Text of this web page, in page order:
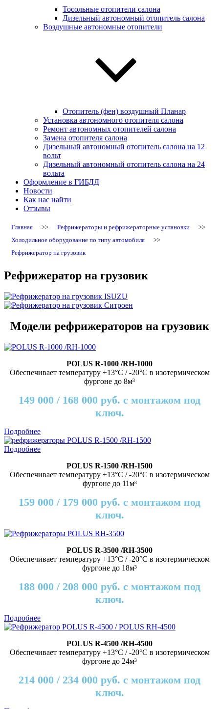
Тосольные отопители салона
Дизельный автономный отопитель салона
Воздушные автономные отопители
Отопитель (фен) воздушный Планар
Установка автономного отопителя салона
Ремонт автономных отопителей салона
Замена отопителя салона
Дизельный автономный отопитель салона на 12
вольт
Дизельный автономный отопитель салона на 24
вольта
Оформление в ГИБДД
Новости
Как нас найти
Отзывы
Главная >> Рефрижераторы и рефрижераторные установки
>>
Холодильное оборудование по типу автомобиля
>>
Рефрижератор на грузовик
Рефрижератор на грузовик
Модели рефрижераторов на грузовик
POLUS R-1000 /RH-1000
Обеспечивает температуру +13°C / -20°C в изотермическом
фургоне до 8м³
149 000 / 168 000 руб. с монтажом под
ключ.
Подробнее
Подробнее
POLUS R-1500 /RH-1500
Обеспечивает температуру +13°C / -20°C в изотермическом
фургоне до 11м³
159 000 / 179 000 руб. с монтажом под
ключ.
POLUS R-3500 /RH-3500
Обеспечивает температуру +13°C / -20°C в изотермическом
фургоне до 18м³
188 000 / 208 000 руб. с монтажом под
ключ.
Подробнее
POLUS R-4500 /RH-4500
Обеспечивает температуру +13°C / -20°C в изотермическом
фургоне до 24м³
214 000 / 234 000 руб. с монтажом под
ключ.